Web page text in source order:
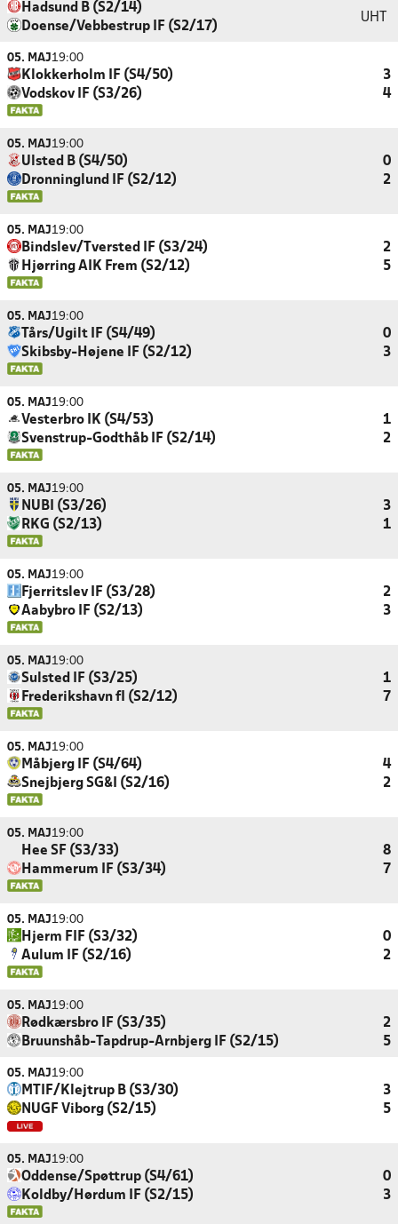
Hadsund B (S2/14)
Doense/Vebbestrup IF (S2/17)
UHT
05. MAJ19:00
Klokkerholm IF (S4/50)
3
Vodskov IF (S3/26)
4
05. MAJ19:00
Ulsted B (S4/50)
0
Dronninglund IF (S2/12)
2
05. MAJ19:00
Bindslev/Tversted IF (S3/24)
2
Hjørring AIK Frem (S2/12)
5
05. MAJ19:00
Tårs/Ugilt IF (S4/49)
0
Skibsby-Højene IF (S2/12)
3
05. MAJ19:00
Vesterbro IK (S4/53)
1
Svenstrup-Godthåb IF (S2/14)
2
05. MAJ19:00
NUBI (S3/26)
3
RKG (S2/13)
1
05. MAJ19:00
Fjerritslev IF (S3/28)
2
Aabybro IF (S2/13)
3
05. MAJ19:00
Sulsted IF (S3/25)
1
Frederikshavn fI (S2/12)
7
05. MAJ19:00
Måbjerg IF (S4/64)
4
Snejbjerg SG&I (S2/16)
2
05. MAJ19:00
Hee SF (S3/33)
8
Hammerum IF (S3/34)
7
05. MAJ19:00
Hjerm FIF (S3/32)
0
Aulum IF (S2/16)
2
05. MAJ19:00
Rødkærsbro IF (S3/35)
2
Bruunshåb-Tapdrup-Arnbjerg IF (S2/15)
5
05. MAJ19:00
MTIF/Klejtrup B (S3/30)
3
NUGF Viborg (S2/15)
5
05. MAJ19:00
Oddense/Spøttrup (S4/61)
0
Koldby/Hørdum IF (S2/15)
3